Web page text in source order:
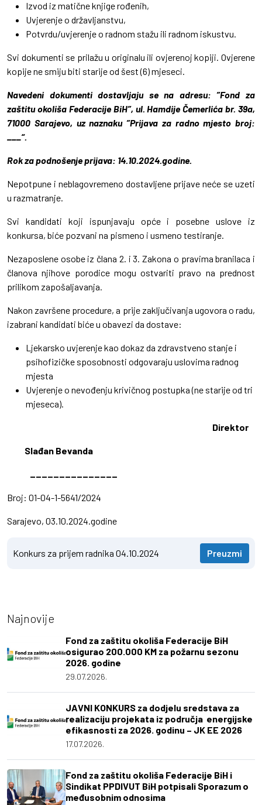
Izvod iz matične knjige rođenih,
Uvjerenje o državljanstvu,
Potvrdu/uvjerenje o radnom stažu ili radnom iskustvu.
Svi dokumenti se prilažu u originalu ili ovjerenoj kopiji. Ovjerene
kopije ne smiju biti starije od šest (6) mjeseci.
Navedeni dokumenti dostavljaju se na adresu: ”Fond za
zaštitu okoliša Federacije BiH”, ul. Hamdije Čemerlića br. 39a,
71000 Sarajevo, uz naznaku ”Prijava za radno mjesto broj:
___“.
Rok za podnošenje prijava: 14.10.2024.godine.
Nepotpune i neblagovremeno dostavljene prijave neće se uzeti
u razmatranje.
Svi kandidati koji ispunjavaju opće i posebne uslove iz
konkursa, biće pozvani na pismeno i usmeno testiranje.
Nezaposlene osobe iz člana 2. i 3. Zakona o pravima branilaca i
članova njihove porodice mogu ostvariti pravo na prednost
prilikom zapošaljavanja.
Nakon završene procedure, a prije zaključivanja ugovora o radu,
izabrani kandidati biće u obavezi da dostave:
Ljekarsko uvjerenje kao dokaz da zdravstveno stanje i
psihofizičke sposobnosti odgovaraju uslovima radnog
mjesta
Uvjerenje o nevođenju krivičnog postupka (ne starije od tri
mjeseca).
Direktor
Slađan Bevanda
_______________
Broj: 01-04-1-5641/2024
Sarajevo, 03.10.2024.godine
Konkurs za prijem radnika 04.10.2024 Preuzmi
Najnovije
Fond za zaštitu okoliša Federacije BiH
osigurao 200.000 KM za požarnu sezonu
2026. godine
29.07.2026.
JAVNI KONKURS za dodjelu sredstava za
realizaciju projekata iz područja energijske
efikasnosti za 2026. godinu – JK EE 2026
17.07.2026.
Fond za zaštitu okoliša Federacije BiH i
Sindikat PPDIVUT BiH potpisali Sporazum o
međusobnim odnosima